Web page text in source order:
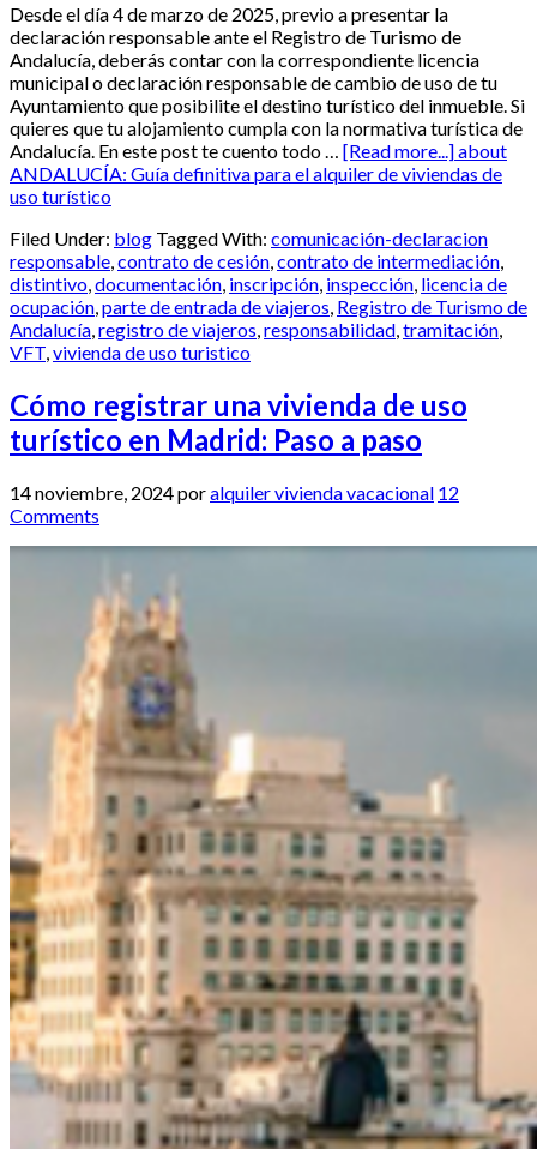
Desde el día 4 de marzo de 2025, previo a presentar la
declaración responsable ante el Registro de Turismo de
Andalucía, deberás contar con la correspondiente licencia
municipal o declaración responsable de cambio de uso de tu
Ayuntamiento que posibilite el destino turístico del inmueble. Si
quieres que tu alojamiento cumpla con la normativa turística de
Andalucía. En este post te cuento todo … [Read more...]about
ANDALUCÍA: Guía definitiva para el alquiler de viviendas de
uso turístico
Filed Under: blog Tagged With: comunicación-declaracion
responsable contrato de cesión contrato de intermediación
distintivo documentación inscripción inspección licencia de
ocupación parte de entrada de viajeros Registro de Turismo de
Andalucía registro de viajeros responsabilidad tramitación
VFT vivienda de uso turistico
Cómo registrar una vivienda de uso
turístico en Madrid: Paso a paso
14 noviembre, 2024poralquiler vivienda vacacional 12
Comments